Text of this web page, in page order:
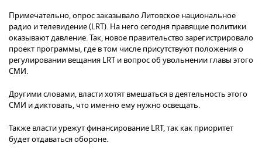
Примечательно, опрос заказывало Литовское национальное
радио и телевидение (LRT). На него сегодня правящие политики
оказывают давление. Так, новое правительство зарегистрировало
проект программы, где в том числе присутствуют положения о
регулировании вещания LRT и вопрос об увольнении главы этого
СМИ.
Другими словами, власти хотят вмешаться в деятельность этого
СМИ и диктовать, что именно ему нужно освещать.
Также власти урежут финансирование LRT, так как приоритет
будет отдаваться обороне.